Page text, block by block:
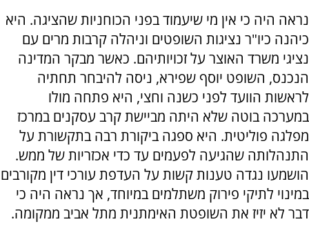
נראה היה כי אין מי שיעמוד בפני הכוחניות שהציגה. היא
כיהנה כיו"ר נציגות השופטים וניהלה קרבות מרים עם
נציגי משרד האוצר על זכויותיהם. כאשר מבקר המדינה
הנכנס, השופט יוסף שפירא, ניסה להיבחר תחתיה
לראשות הוועד לפני כשנה וחצי, היא פתחה מולו
במערכה בוטה שלא היתה מביישת קרב עסקנים במרכז
מפלגה פוליטית. היא ספגה ביקורת רבה בתקשורת על
התנהלותה שהגיעה לפעמים עד כדי אכזריות של ממש.
הושמעו נגדה טענות קשות על העדפת עורכי דין מקורבים
במינוי לתיקי פירוק משתלמים במיוחד, אך נראה היה כי
דבר לא יזיז את השופטת האימתנית מתל אביב ממקומה.